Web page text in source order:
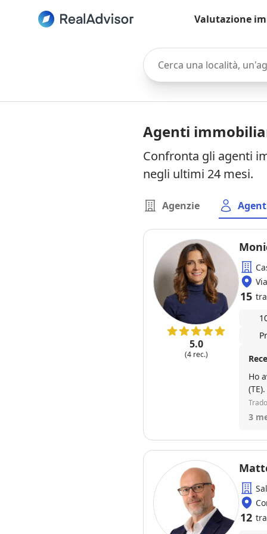
Valutazione
Cerca una località,
Agenti
Confronta gli agenti
negli ultimi 24 mesi.
Agenzie
5.0
(4 rec.)
15
Ho
3
12